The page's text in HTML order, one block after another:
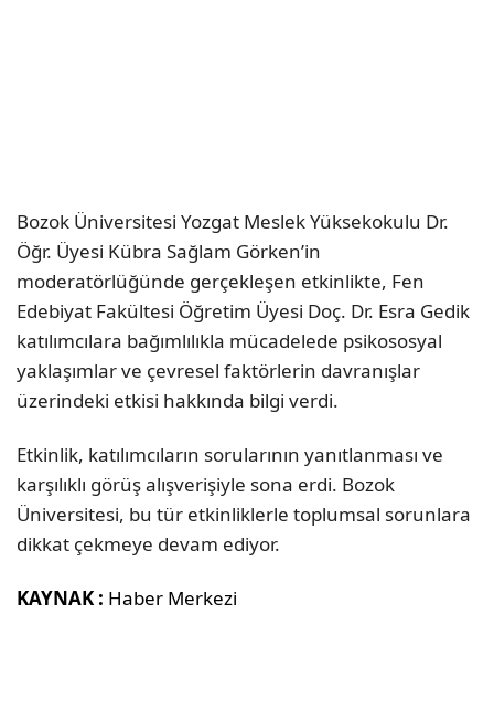
Bozok Üniversitesi Yozgat Meslek Yüksekokulu Dr.
Öğr. Üyesi Kübra Sağlam Görken’in
moderatörlüğünde gerçekleşen etkinlikte, Fen
Edebiyat Fakültesi Öğretim Üyesi Doç. Dr. Esra Gedik
katılımcılara bağımlılıkla mücadelede psikososyal
yaklaşımlar ve çevresel faktörlerin davranışlar
üzerindeki etkisi hakkında bilgi verdi.
Etkinlik, katılımcıların sorularının yanıtlanması ve
karşılıklı görüş alışverişiyle sona erdi. Bozok
Üniversitesi, bu tür etkinliklerle toplumsal sorunlara
dikkat çekmeye devam ediyor.
KAYNAK : Haber Merkezi